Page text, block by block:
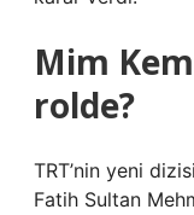
Mim
rolde?
TRT’nin yeni
Fatih Sultan